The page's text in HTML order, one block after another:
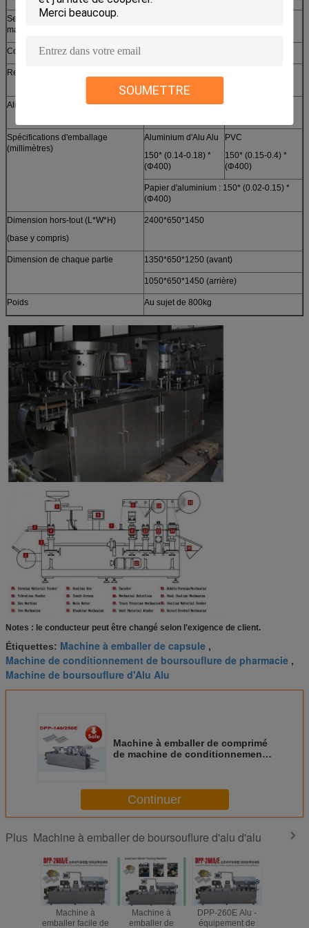
SOUMETTRE
Secteur et profondeur de formation
maximum (millimètres)
Compresseur d'air (auto-préparé)
Refroidissement de moule
d'eau en circulation) l/h 40-80
Alimentation d'énergie (triphasée)
380V/220V 50HZ
Spécifications d'emballage
(millimètres)
Aluminium d'Alu Alu
150* (0.14-0.18) *
(Φ400)
PVC
150* (0.15-0.4) *
(Φ400)
Papier d'aluminium : 150* (0.02-0.15) *
(Φ400)
Dimension hors-tout (L*W*H)
(base y compris)
2400*650*1450
Dimension de chaque partie 1350*650*1250 (avant)
1050*650*1450 (arrière)
Poids Au sujet de 800kg
Notes : le conducteur peut être changé selon l'exigence de client.
Étiquettes: Machine à emballer de capsule ,
Machine de conditionnement de boursouflure de pharmacie ,
Machine de boursouflure d'Alu Alu
Machine à emballer de comprimé
de machine de conditionnement
Continuer
Plus Machine à emballer de boursouflure d'alu d'alu
Machine à
emballer facile de
Machine à
emballer de
DPP-260E Alu -
équipement de